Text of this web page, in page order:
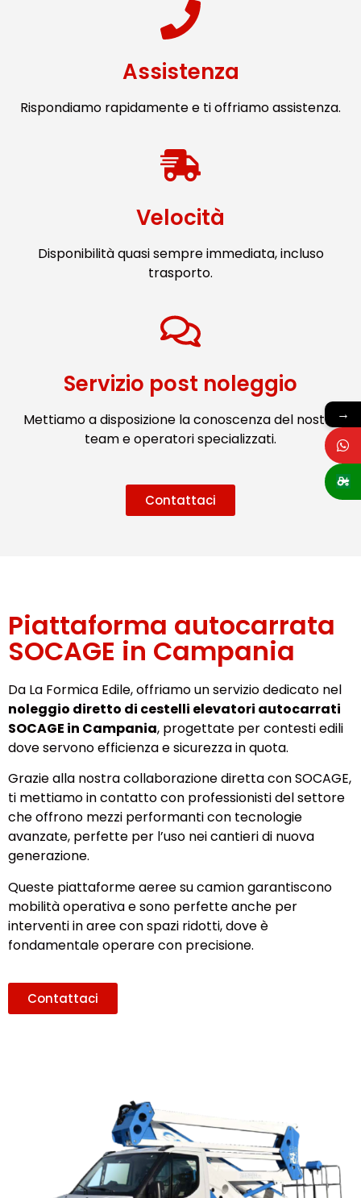
Assistenza
Rispondiamo rapidamente e ti offriamo assistenza.
Velocità
Disponibilità quasi sempre immediata, incluso
trasporto.
Servizio post noleggio
Mettiamo a disposizione la conoscenza del nostro
team e operatori specializzati.
Contattaci
Piattaforma autocarrata
SOCAGE in Campania
Da La Formica Edile, offriamo un servizio dedicato nel
noleggio diretto di cestelli elevatori autocarrati
SOCAGE in Campania, progettate per contesti edili
dove servono efficienza e sicurezza in quota.
Grazie alla nostra collaborazione diretta con SOCAGE,
ti mettiamo in contatto con professionisti del settore
che offrono mezzi performanti con tecnologie
avanzate, perfette per l’uso nei cantieri di nuova
generazione.
Queste piattaforme aeree su camion garantiscono
mobilità operativa e sono perfette anche per
interventi in aree con spazi ridotti, dove è
fondamentale operare con precisione.
Contattaci
→